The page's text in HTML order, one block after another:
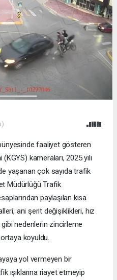
faaliyet gösteren
kameraları, 2025 yılı
yaşanan çok sayıda trafik
Müdürlüğü Trafik
paylaşılan kısa
ani şerit değişiklikleri, hız
gibi nedenlerin zincirleme
koyuldu.
yol vermeyen bir
ışıklarına riayet etmeyip